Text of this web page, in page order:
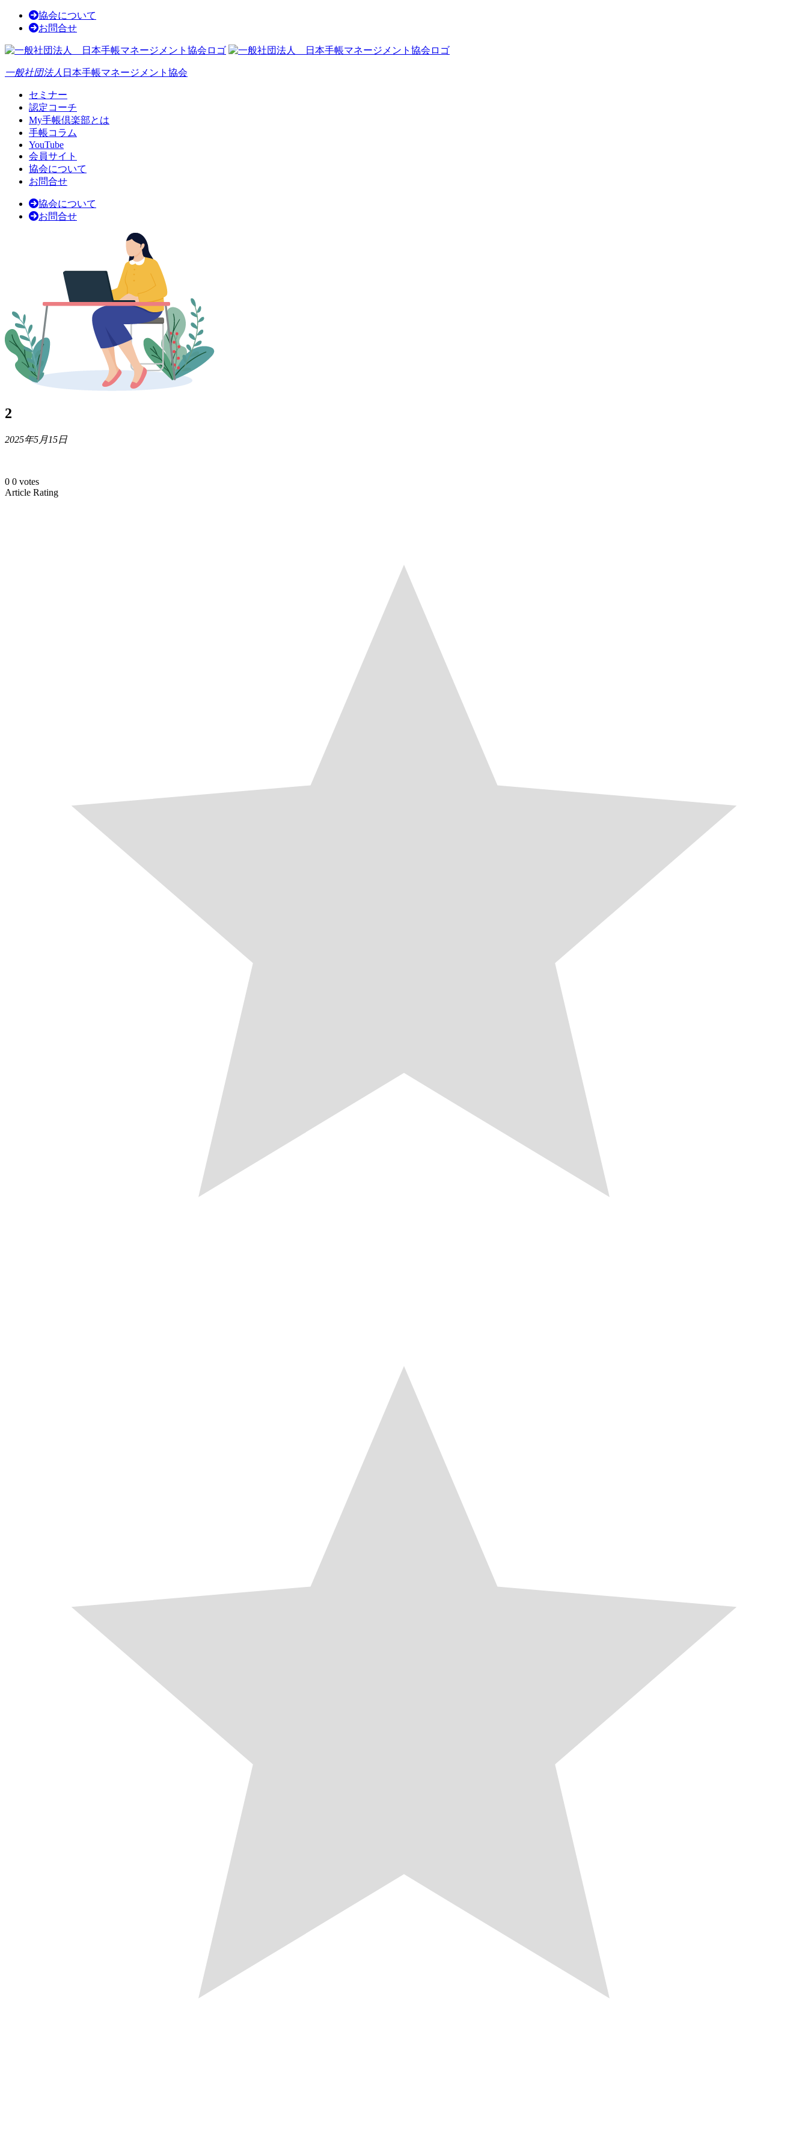
協会について
お問合せ
一般社団法人 日本手帳マネージメント協会
セミナー
認定コーチ
My手帳倶楽部とは
手帳コラム
YouTube
会員サイト
協会について
お問合せ
協会について
お問合せ
2
2025年5月15日
0 0 votes
Article Rating